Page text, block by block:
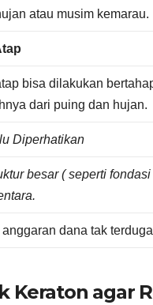
atau musim kemarau.
bisa dilakukan
dari puing dan hujan.
Diperhatikan
besar ( seperti
dana tak
Keraton agar